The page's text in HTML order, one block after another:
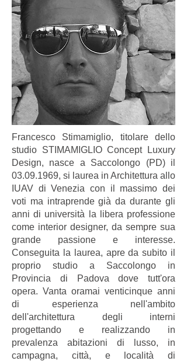
Francesco Stimamiglio, titolare dello
studio STIMAMIGLIO Concept Luxury
Design, nasce a Saccolongo (PD) il
03.09.1969, si laurea in Architettura allo
IUAV di Venezia con il massimo dei
voti ma intraprende già da durante gli
anni di università la libera professione
come interior designer, da sempre sua
grande passione e interesse.
Conseguita la laurea, apre da subito il
proprio studio a Saccolongo in
Provincia di Padova dove tutt'ora
opera. Vanta oramai venticinque anni
di esperienza nell'ambito
dell'architettura degli interni
progettando e realizzando in
prevalenza abitazioni di lusso, in
campagna, città, e località di